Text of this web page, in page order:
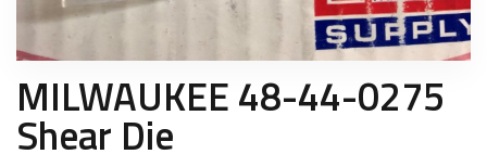
MILWAUKEE 48-44-0275
Shear Die